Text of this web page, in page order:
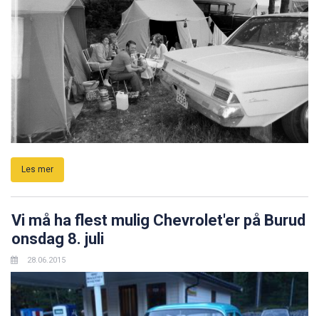
Les mer
Vi må ha flest mulig Chevrolet'er på Burud
onsdag 8. juli
28.06.2015